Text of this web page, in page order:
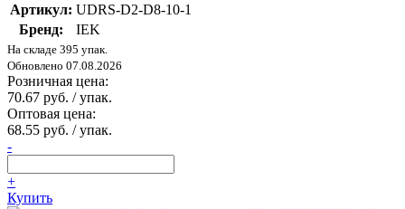
Артикул: UDRS-D2-D8-10-1
Бренд:
IEK
На складе 395 упак.
Обновлено 07.08.2026
Розничная цена:
70.67 руб. / упак.
Оптовая цена:
68.55 руб. / упак.
-
+
Купить